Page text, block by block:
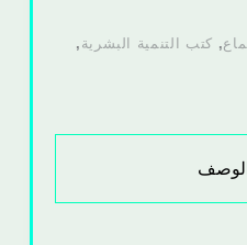
, كتب التنمية البشرية ,
الوصف